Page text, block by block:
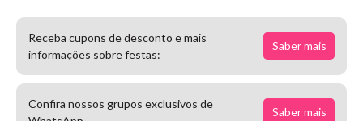
Receba cupons de desconto e mais
informações sobre festas:
Saber mais
Confira nossos grupos exclusivos de
Saber mais